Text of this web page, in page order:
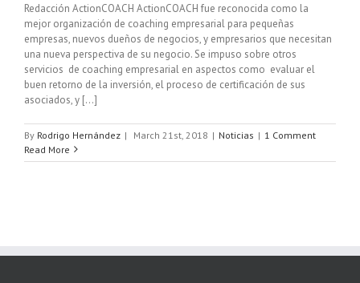
Redacción ActionCOACH ActionCOACH fue reconocida como la
mejor organización de coaching empresarial para pequeñas
empresas, nuevos dueños de negocios, y empresarios que necesitan
una nueva perspectiva de su negocio. Se impuso sobre otros
servicios de coaching empresarial en aspectos como evaluar el
buen retorno de la inversión, el proceso de certificación de sus
asociados, y [...]
By Rodrigo Hernández | March 21st, 2018 | Noticias | 1 Comment
Read More